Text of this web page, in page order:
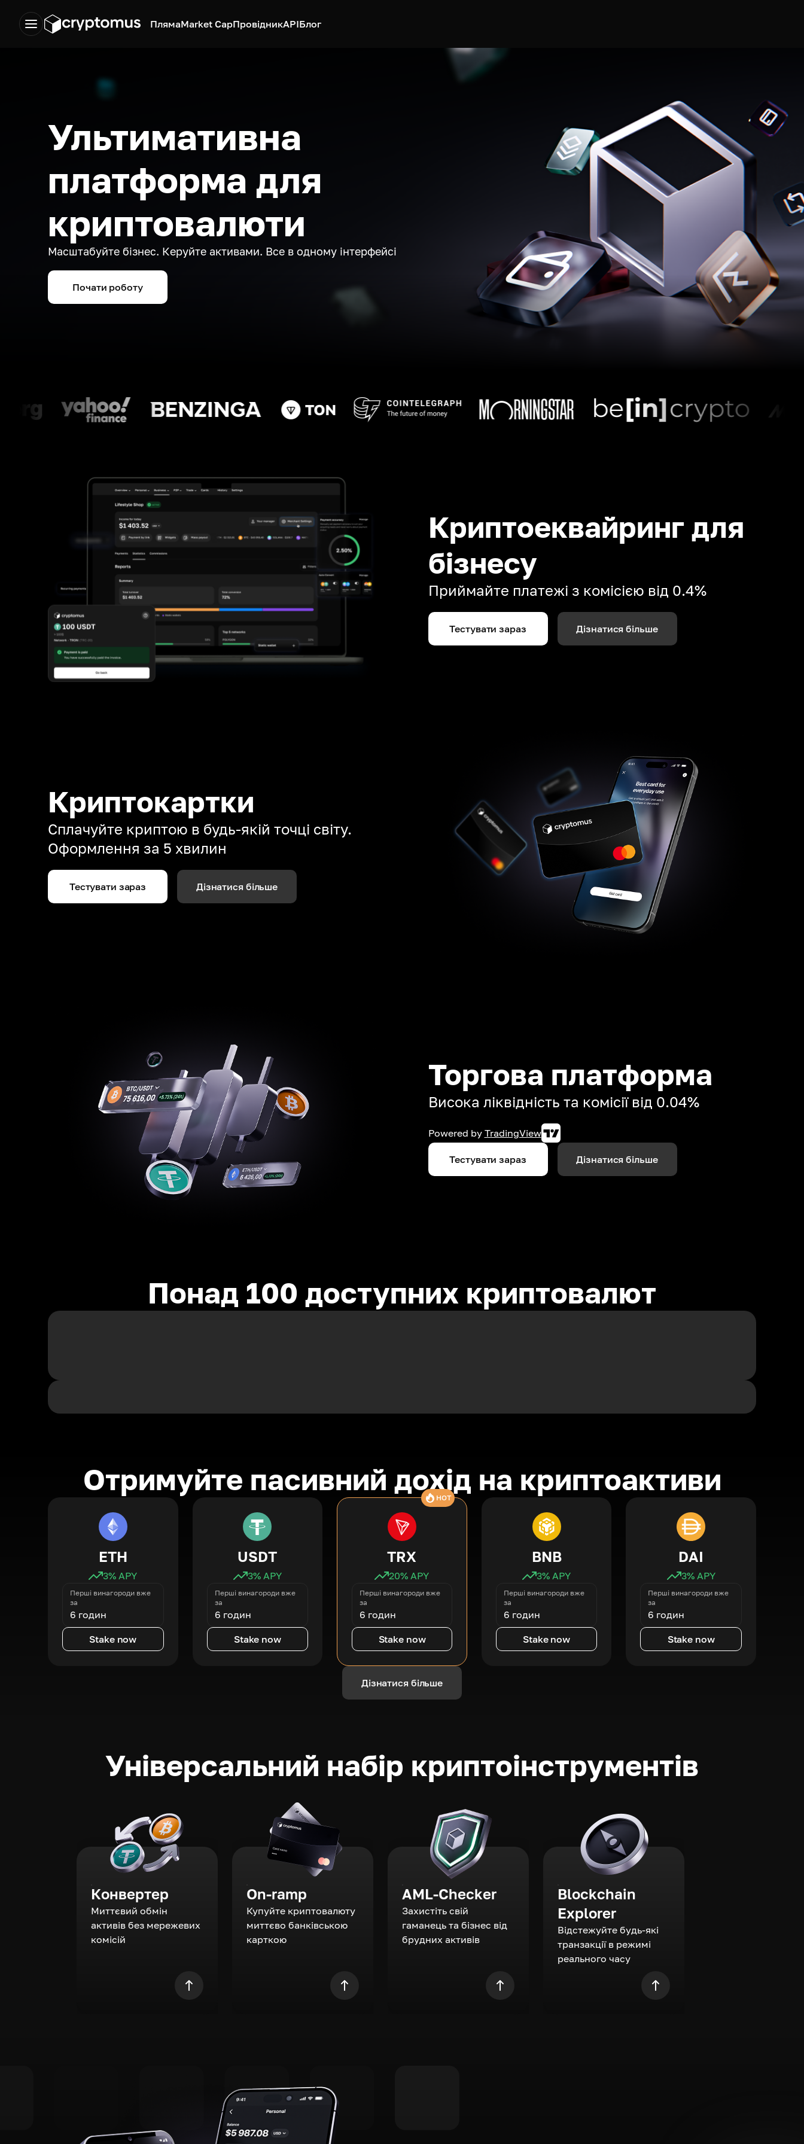
ПлямаMarket CapПровідникAPIБлог
Ультимативна
платформа для
криптовалюти
Масштабуйте бізнес. Керуйте активами. Все в одному інтерфейсі
Почати роботу
Криптоеквайринг для
бізнесу
Приймайте платежі з комісією від 0.4%
Тестувати зараз Дізнатися більше
Криптокартки
Сплачуйте криптою в будь-якій точці світу.
Оформлення за 5 хвилин
Тестувати зараз Дізнатися більше
Торгова платформа
Висока ліквідність та комісії від 0.04%
Powered by TradingView
Тестувати зараз Дізнатися більше
Понад 100 доступних криптовалют
Отримуйте пасивний дохід на криптоактиви
ETH
3% APY
Перші винагороди вже
за
6 годин
Stake now
USDT
3% APY
Перші винагороди вже
за
6 годин
Stake now
HOT
TRX
20% APY
Перші винагороди вже
за
6 годин
Stake now
BNB
3% APY
Перші винагороди вже
за
6 годин
Stake now
DAI
3% APY
Перші винагороди вже
за
6 годин
Stake now
Дізнатися більше
Універсальний набір криптоінструментів
Конвертер
Миттєвий обмін
активів без мережевих
комісій
On-ramp
Купуйте криптовалюту
миттєво банківською
карткою
AML-Checker
Захистіть свій
гаманець та бізнес від
брудних активів
Blockchain
Explorer
Відстежуйте будь-які
транзакції в режимі
реального часу